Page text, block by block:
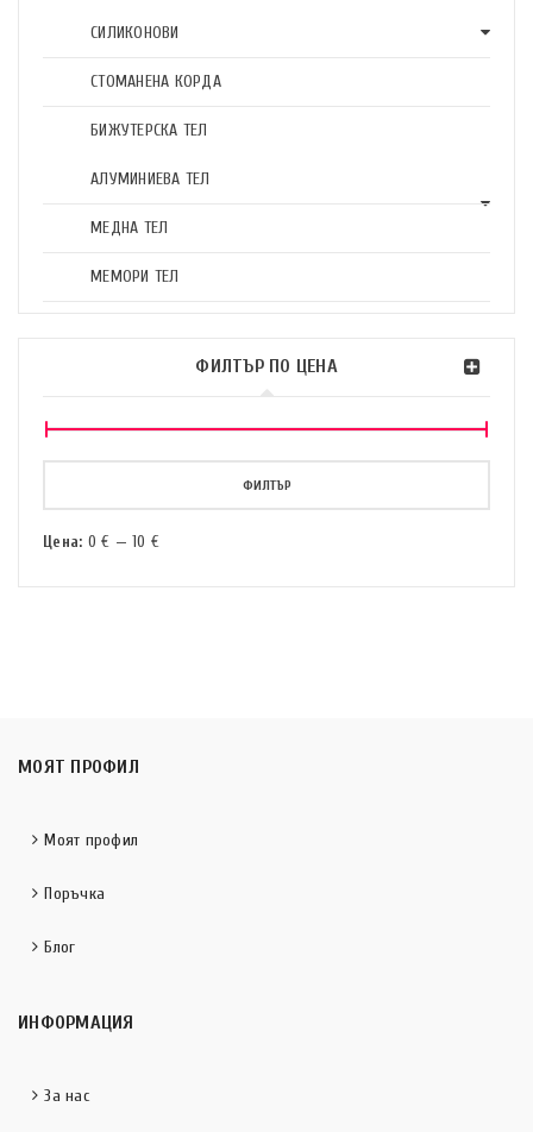
СИЛИКОНОВИ
СТОМАНЕНА КОРДА
БИЖУТЕРСКА ТЕЛ
АЛУМИНИЕВА ТЕЛ
МЕДНА ТЕЛ
МЕМОРИ ТЕЛ
ФИЛТЪР ПО ЦЕНА
ФИЛТЪР
Цена: 0 € — 10 €
МОЯТ ПРОФИЛ
Моят профил
Поръчка
Блог
ИНФОРМАЦИЯ
За нас